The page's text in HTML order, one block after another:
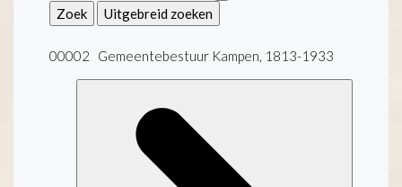
Zoek Uitgebreid zoeken
00002 Gemeentebestuur Kampen, 1813-1933